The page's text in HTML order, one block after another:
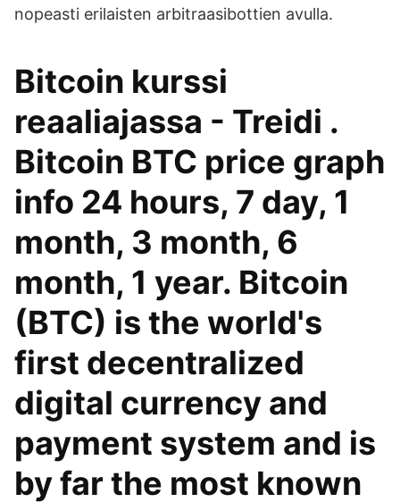
nopeasti erilaisten arbitraasibottien avulla.
Bitcoin kurssi
reaaliajassa - Treidi .
Bitcoin BTC price graph
info 24 hours, 7 day, 1
month, 3 month, 6
month, 1 year. Bitcoin
(BTC) is the world's
first decentralized
digital currency and
payment system and is
by far the most known